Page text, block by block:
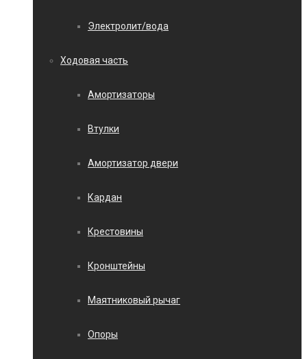
Электролит/вода
Ходовая часть
Амортизаторы
Втулки
Амортизатор двери
Кардан
Крестовины
Кронштейны
Маятниковый рычаг
Опоры